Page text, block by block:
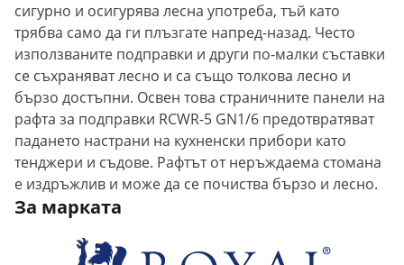
сигурно и осигурява лесна употреба, тъй като
трябва само да ги плъзгате напред-назад. Често
използваните подправки и други по-малки съставки
се съхраняват лесно и са също толкова лесно и
бързо достъпни. Освен това страничните панели на
рафта за подправки RCWR-5 GN1/6 предотвратяват
падането настрани на кухненски прибори като
тенджери и съдове. Рафтът от неръждаема стомана
е издръжлив и може да се почиства бързо и лесно.
За марката